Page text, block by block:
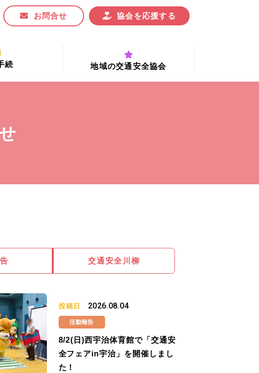
お問合せ 協会を応援する
続
及び受付時間
地域の交通安全協会
交通安全川柳
投稿日 2026.08.04
活動報告
8/2(日)西宇治体育館で「交通安
全フェアin宇治」を開催しまし
た！